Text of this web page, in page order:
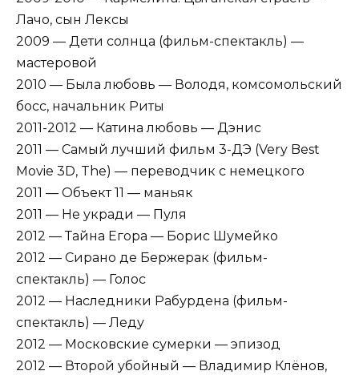
Лачо, сын Лексы
2009 — Дети солнца (фильм-спектакль) —
мастеровой
2010 — Была любовь — Володя, комсомольский
босс, начальник Риты
2011-2012 — Катина любовь — Дэнис
2011 — Самый лучший фильм 3-ДЭ (Very Best
Movie 3D, The) — переводчик с немецкого
2011 — Объект 11 — маньяк
2011 — Не укради — Пуля
2012 — Тайна Егора — Борис Шумейко
2012 — Сирано де Бержерак (фильм-
спектакль) — Голос
2012 — Наследники Рабурдена (фильм-
спектакль) — Леду
2012 — Московские сумерки — эпизод
2012 — Второй убойный — Владимир Клёнов,